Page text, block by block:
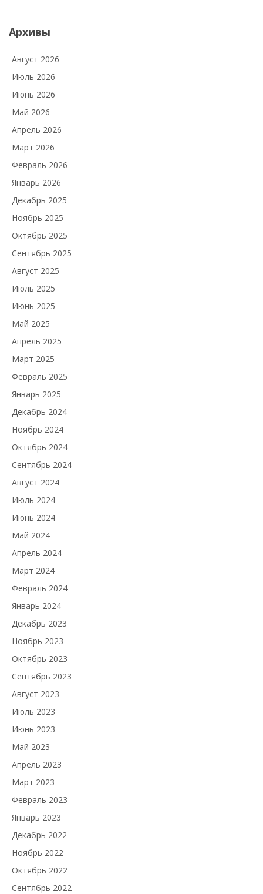
Архивы
Август 2026
Июль 2026
Июнь 2026
Май 2026
Апрель 2026
Март 2026
Февраль 2026
Январь 2026
Декабрь 2025
Ноябрь 2025
Октябрь 2025
Сентябрь 2025
Август 2025
Июль 2025
Июнь 2025
Май 2025
Апрель 2025
Март 2025
Февраль 2025
Январь 2025
Декабрь 2024
Ноябрь 2024
Октябрь 2024
Сентябрь 2024
Август 2024
Июль 2024
Июнь 2024
Май 2024
Апрель 2024
Март 2024
Февраль 2024
Январь 2024
Декабрь 2023
Ноябрь 2023
Октябрь 2023
Сентябрь 2023
Август 2023
Июль 2023
Июнь 2023
Май 2023
Апрель 2023
Март 2023
Февраль 2023
Январь 2023
Декабрь 2022
Ноябрь 2022
Октябрь 2022
Сентябрь 2022